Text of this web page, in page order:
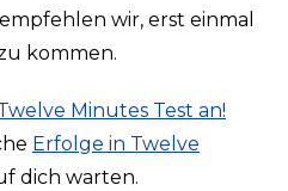
wir, erst einmal
kommen.
Minutes Test an!
Erfolge in Twelve
dich warten.